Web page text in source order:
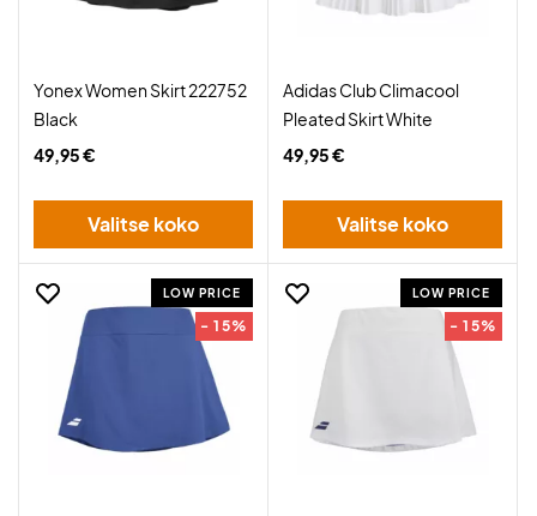
Yonex Women Skirt 222752
Black
49,95 €
Valitse koko
Adidas Club Climacool
Pleated Skirt White
49,95 €
Valitse koko
LOW PRICE
- 15%
LOW PRICE
- 15%